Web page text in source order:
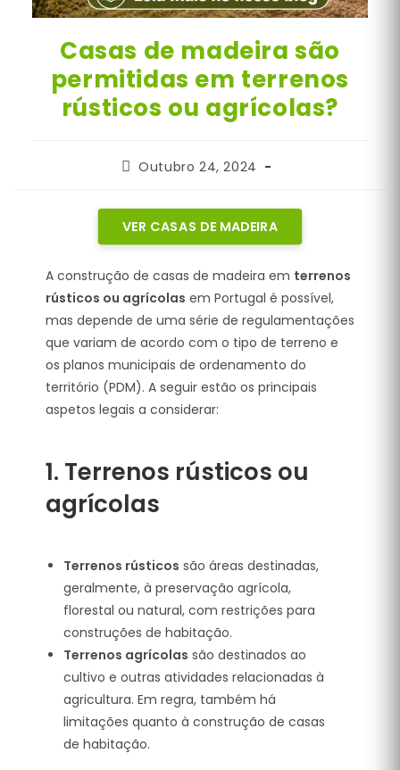
Casas de madeira são
permitidas em terrenos
rústicos ou agrícolas?
PostOutubro 24, 2024
VER CASAS DE MADEIRA
A construção de casas de madeira em terrenos
rústicos ou agrícolas em Portugal é possível,
mas depende de uma série de regulamentações
que variam de acordo com o tipo de terreno e
os planos municipais de ordenamento do
território (PDM). A seguir estão os principais
aspetos legais a considerar:
1. Terrenos rústicos ou
agrícolas
Terrenos rústicos são áreas destinadas,
geralmente, à preservação agrícola,
florestal ou natural, com restrições para
construções de habitação.
Terrenos agrícolas são destinados ao
cultivo e outras atividades relacionadas à
agricultura. Em regra, também há
limitações quanto à construção de casas
de habitação.